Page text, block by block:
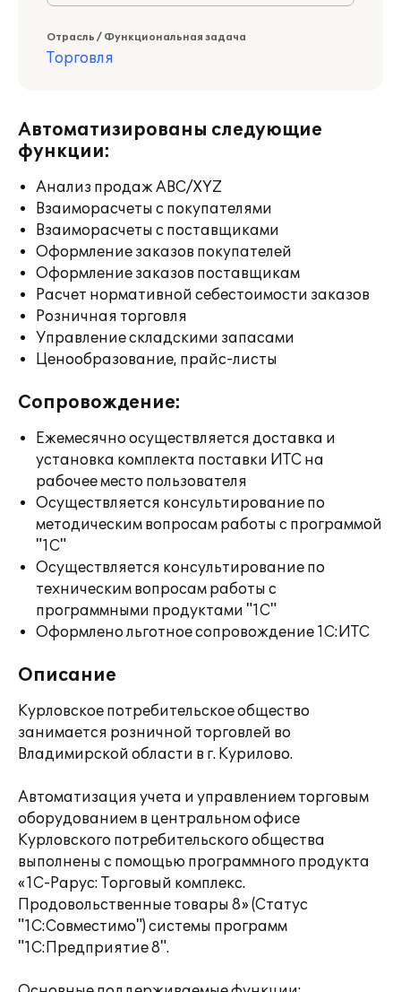
Отрасль / Функциональная задача
Торговля
Автоматизированы следующие
функции:
Анализ продаж ABC/XYZ
Взаиморасчеты с покупателями
Взаиморасчеты с поставщиками
Оформление заказов покупателей
Оформление заказов поставщикам
Расчет нормативной себестоимости заказов
Розничная торговля
Управление складскими запасами
Ценообразование, прайс-листы
Сопровождение:
Ежемесячно осуществляется доставка и
установка комплекта поставки ИТС на
рабочее место пользователя
Осуществляется консультирование по
методическим вопросам работы с программой
"1С"
Осуществляется консультирование по
техническим вопросам работы с
программными продуктами "1С"
Оформлено льготное сопровождение 1С:ИТС
Описание
Курловское потребительское общество
занимается розничной торговлей во
Владимирской области в г. Курилово.
Автоматизация учета и управлением торговым
оборудованием в центральном офисе
Курловского потребительского общества
выполнены с помощью программного продукта
«1С-Рарус: Торговый комплекс.
Продовольственные товары 8» (Статус
"1С:Совместимо") системы программ
"1С:Предприятие 8".